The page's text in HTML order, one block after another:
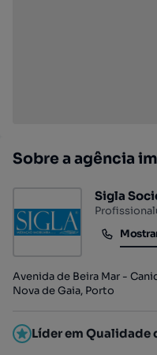
Sobre a agência
Sigla
Profissional
Avenida de Beira Mar -
Nova de Gaia, Porto
Líder em Qualidade